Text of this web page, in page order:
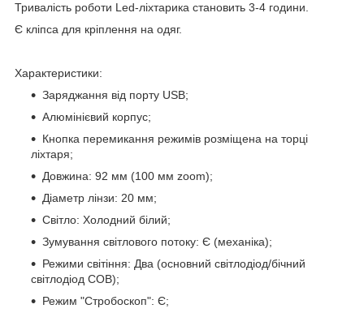
Тривалість роботи Led-ліхтарика становить 3-4 години.
Є кліпса для кріплення на одяг.
Характеристики:
Заряджання від порту USB;
Алюмінієвий корпус;
Кнопка перемикання режимів розміщена на торці
ліхтаря;
Довжина: 92 мм (100 мм zoom);
Діаметр лінзи: 20 мм;
Світло: Холодний білий;
Зумування світлового потоку: Є (механіка);
Режими світіння: Два (основний світлодіод/бічний
світлодіод COB);
Режим "Стробоскоп": Є;